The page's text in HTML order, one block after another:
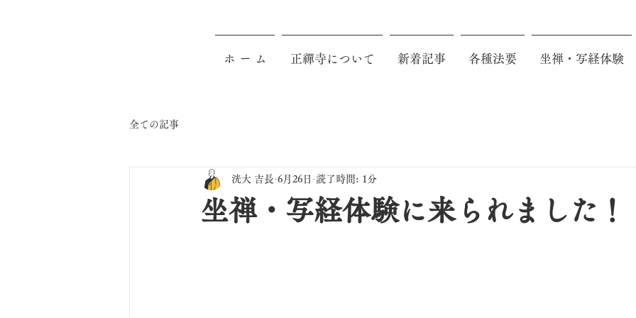
ホ ー ム 正禪寺について 新着記事 各種法要 坐禅・写経体験
全ての記事
坐禅・写経体験に来られました！
洸大 吉長 6月26日 読了時間: 1分